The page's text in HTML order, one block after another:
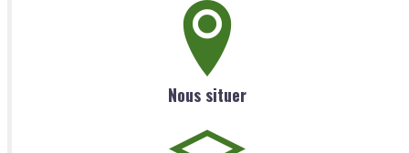
Nous situer